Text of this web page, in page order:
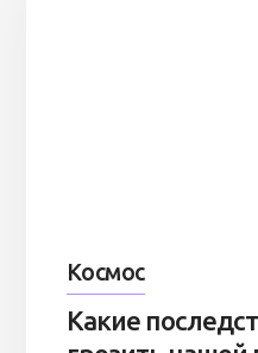
Космос
Какие